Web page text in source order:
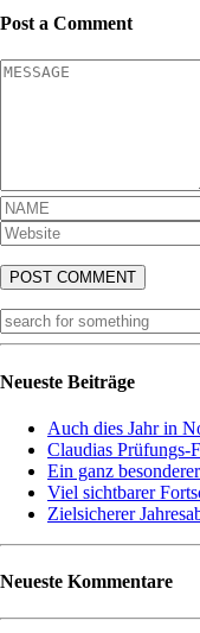
Post a Comment
Neueste Beiträge
Auch dies Jahr in
Claudias Prüfungs-
Ein ganz
Viel sichtbarer
Zielsicherer
Neueste Kommentare